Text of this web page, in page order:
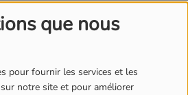
que nous
pour fournir les services et les
notre site et pour améliorer
ma vie et ma
Gospel